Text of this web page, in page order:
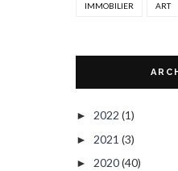
IMMOBILIER ART
► 2022 (1)
► 2021 (3)
► 2020(40)